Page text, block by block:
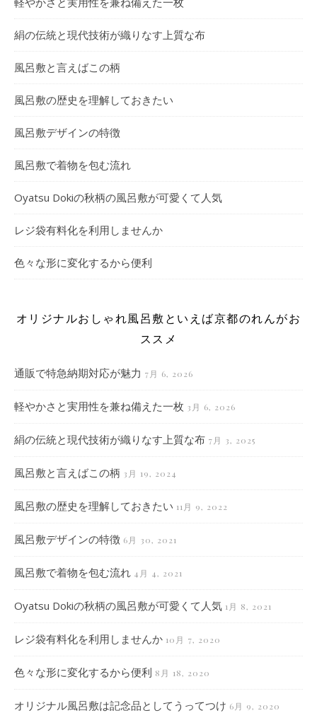
絹の伝統と現代技術が織りなす上質な布
風呂敷と言えばこの柄
風呂敷の歴史を理解しておきたい
風呂敷デザインの特徴
風呂敷で着物を包む流れ
Oyatsu Dokiの秋柄の風呂敷が可愛くて人気
レジ袋有料化を利用しませんか
色々な形に変化するから便利
オリジナルおしゃれ風呂敷といえば京都のれんがお
ススメ
通販で特急納期対応が魅力 7月 6, 2026
軽やかさと実用性を兼ね備えた一枚 3月 6, 2026
絹の伝統と現代技術が織りなす上質な布 7月 3, 2025
風呂敷と言えばこの柄 3月 19, 2024
風呂敷の歴史を理解しておきたい 11月 9, 2022
風呂敷デザインの特徴 6月 30, 2021
風呂敷で着物を包む流れ 4月 4, 2021
Oyatsu Dokiの秋柄の風呂敷が可愛くて人気 1月 8, 2021
レジ袋有料化を利用しませんか 10月 7, 2020
色々な形に変化するから便利 8月 18, 2020
オリジナル風呂敷は記念品としてうってつけ 6月 9, 2020